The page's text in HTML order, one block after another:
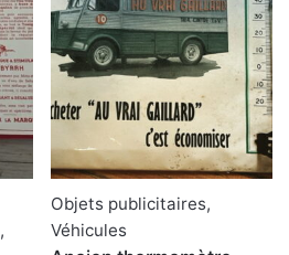
,
Objets publicitaires,
Véhicules